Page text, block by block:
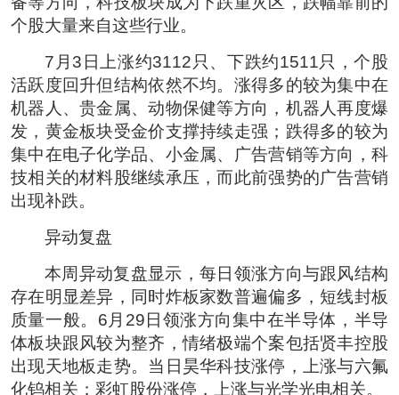
个股大量来自这些行业。
7月3日上涨约3112只、下跌约1511只，个股
活跃度回升但结构依然不均。涨得多的较为集中在
机器人、贵金属、动物保健等方向，机器人再度爆
发，黄金板块受金价支撑持续走强；跌得多的较为
集中在电子化学品、小金属、广告营销等方向，科
技相关的材料股继续承压，而此前强势的广告营销
出现补跌。
异动复盘
本周异动复盘显示，每日领涨方向与跟风结构
存在明显差异，同时炸板家数普遍偏多，短线封板
质量一般。6月29日领涨方向集中在半导体，半导
体板块跟风较为整齐，情绪极端个案包括贤丰控股
出现天地板走势。当日昊华科技涨停，上涨与六氟
化钨相关；彩虹股份涨停，上涨与光学光电相关。